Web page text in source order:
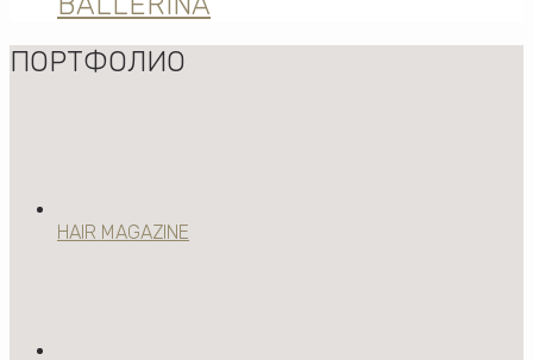
ПОРТФОЛИО
HAIR MAGAZINE